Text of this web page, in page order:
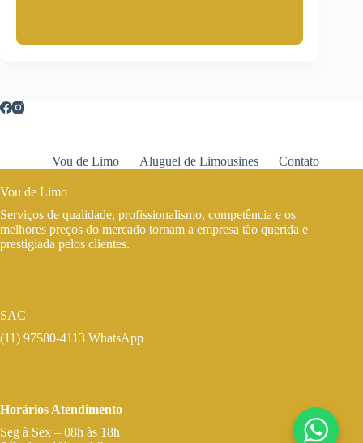
Vou de Limo Aluguel de Limousines Contato
Vou de Limo
Serviços de qualidade, profissionalismo, competência e os
melhores preços do mercado tornam a empresa tão querida e
prestigiada pelos clientes.
SAC
(11) 97580-4113 WhatsApp
Horários Atendimento
Seg à Sex – 08h às 18h